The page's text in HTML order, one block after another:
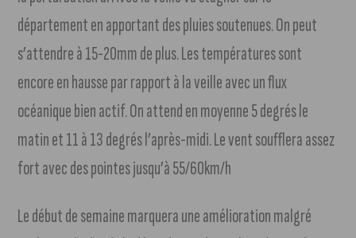
département en apportant des pluies soutenues. On peut
s’attendre à 15-20mm de plus. Les températures sont
encore en hausse par rapport à la veille avec un flux
océanique bien actif. On attend en moyenne 5 degrés le
matin et 11 à 13 degrés l’après-midi. Le vent soufflera assez
fort avec des pointes jusqu’à 55/60km/h
Le début de semaine marquera une amélioration malgré